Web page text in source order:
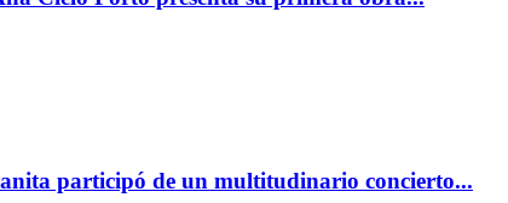
participó de un multitudinario concierto...